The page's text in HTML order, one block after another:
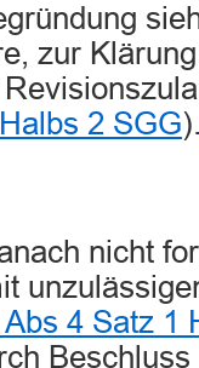
zur
2 SGG
nicht
4 Satz 1